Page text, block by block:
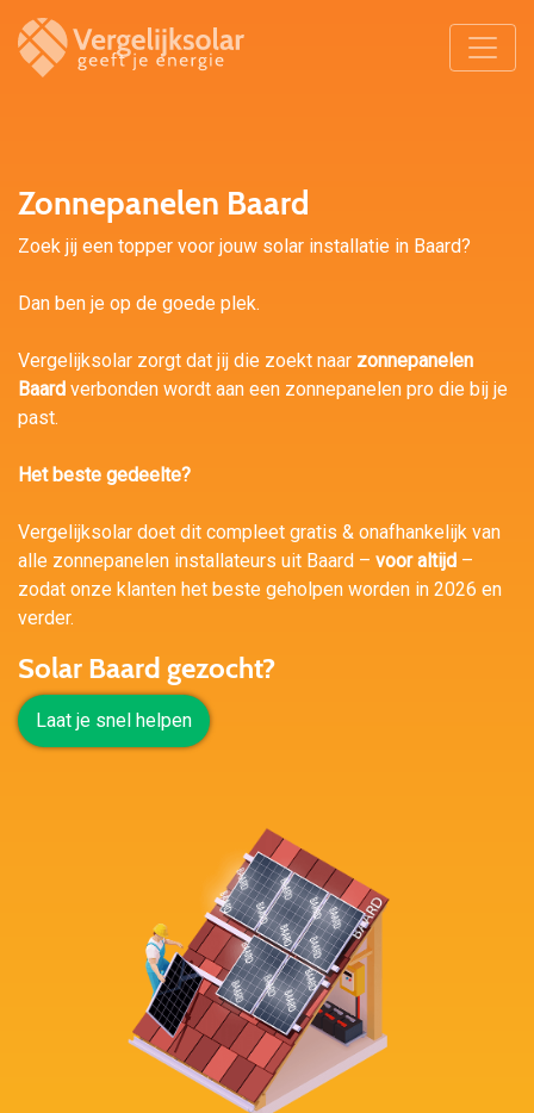
Zonnepanelen Baard
Zoek jij een topper voor jouw solar installatie in Baard?
Dan ben je op de goede plek.
Vergelijksolar zorgt dat jij die zoekt naar zonnepanelen
Baard verbonden wordt aan een zonnepanelen pro die bij je
past.
Het beste gedeelte?
Vergelijksolar doet dit compleet gratis & onafhankelijk van
alle zonnepanelen installateurs uit Baard – voor altijd –
zodat onze klanten het beste geholpen worden in 2026 en
verder.
Solar Baard gezocht?
Laat je snel helpen